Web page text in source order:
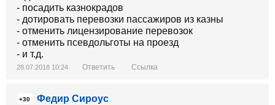
- посадить казнокрадов
- дотировать перевозки пассажиров из казны
- отменить лицензирование перевозок
- отменить псевдольготы на проезд
- и т.д.
28.07.2018 10:24 Ответить Ссылка
+30
Федир Сироус